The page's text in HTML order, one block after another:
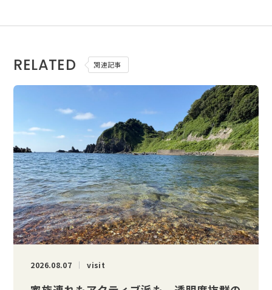
RELATED 関連記事
2026.08.07 visit